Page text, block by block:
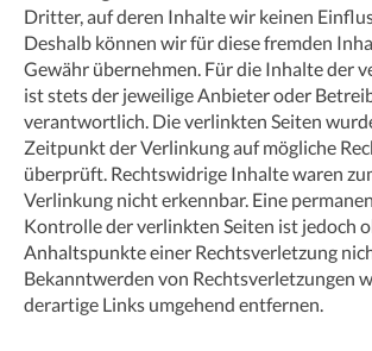
Dritter, auf deren Inhalte wir keinen
Deshalb können wir für diese fremden
Gewähr übernehmen. Für die Inhalte der
ist stets der jeweilige Anbieter oder
verantwortlich. Die verlinkten Seiten
Zeitpunkt der Verlinkung auf mögliche
überprüft. Rechtswidrige Inhalte waren
Verlinkung nicht erkennbar. Eine
Kontrolle der verlinkten Seiten ist jedoch
Anhaltspunkte einer Rechtsverletzung
Bekanntwerden von Rechtsverletzungen
derartige Links umgehend entfernen.